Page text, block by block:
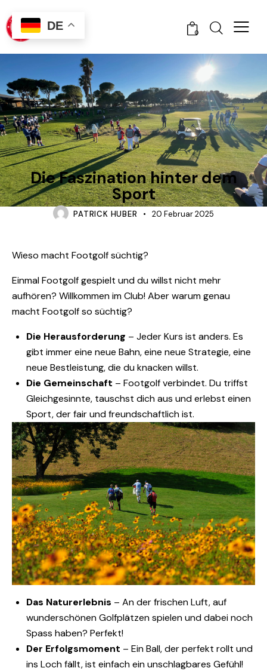
0
FOOTGOLF GUIDES
Die Faszination hinter dem
Sport
PATRICK HUBER 20 Februar 2025
Wieso macht Footgolf süchtig?
Einmal Footgolf gespielt und du willst nicht mehr
aufhören? Willkommen im Club! Aber warum genau
macht Footgolf so süchtig?
Die Herausforderung – Jeder Kurs ist anders. Es
gibt immer eine neue Bahn, eine neue Strategie, eine
neue Bestleistung, die du knacken willst.
Die Gemeinschaft – Footgolf verbindet. Du triffst
Gleichgesinnte, tauschst dich aus und erlebst einen
Sport, der fair und freundschaftlich ist.
Das Naturerlebnis – An der frischen Luft, auf
wunderschönen Golfplätzen spielen und dabei noch
Spass haben? Perfekt!
Der Erfolgsmoment – Ein Ball, der perfekt rollt und
ins Loch fällt, ist einfach ein unschlagbares Gefühl!
DE